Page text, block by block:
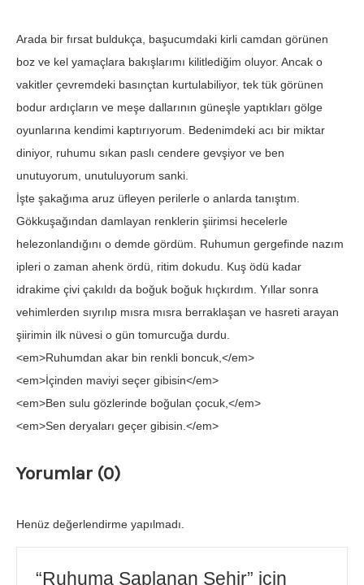
Arada bir fırsat buldukça, başucumdaki kirli camdan görünen
boz ve kel yamaçlara bakışlarımı kilitlediğim oluyor. Ancak o
vakitler çevremdeki basınçtan kurtulabiliyor, tek tük görünen
bodur ardıçların ve meşe dallarının güneşle yaptıkları gölge
oyunlarına kendimi kaptırıyorum. Bedenimdeki acı bir miktar
diniyor, ruhumu sıkan paslı cendere gevşiyor ve ben
unutuyorum, unutuluyorum sanki.
İşte şakağıma aruz üfleyen perilerle o anlarda tanıştım.
Gökkuşağından damlayan renklerin şiirimsi hecelerle
helezonlandığını o demde gördüm. Ruhumun gergefinde nazım
ipleri o zaman ahenk ördü, ritim dokudu. Kuş ödü kadar
idrakime çivi çakıldı da boğuk boğuk hıçkırdım. Yıllar sonra
vehimlerden sıyrılıp mısra mısra berraklaşan ve hasreti arayan
şiirimin ilk nüvesi o gün tomurcuğa durdu.
<em>Ruhumdan akar bin renkli boncuk,</em>
<em>İçinden maviyi seçer gibisin</em>
<em>Ben sulu gözlerinde boğulan çocuk,</em>
<em>Sen deryaları geçer gibisin.</em>
Yorumlar (0)
Henüz değerlendirme yapılmadı.
“Ruhuma Saplanan Şehir” için